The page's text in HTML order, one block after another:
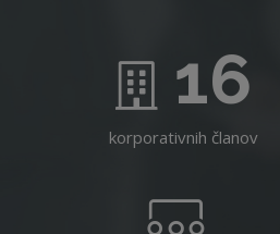
16
korporativnih članov